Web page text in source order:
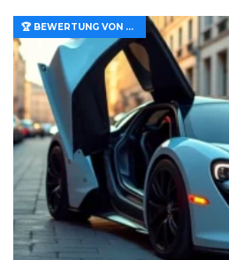
🏆 BEWERTUNG VON MERKMALEN UND WERT